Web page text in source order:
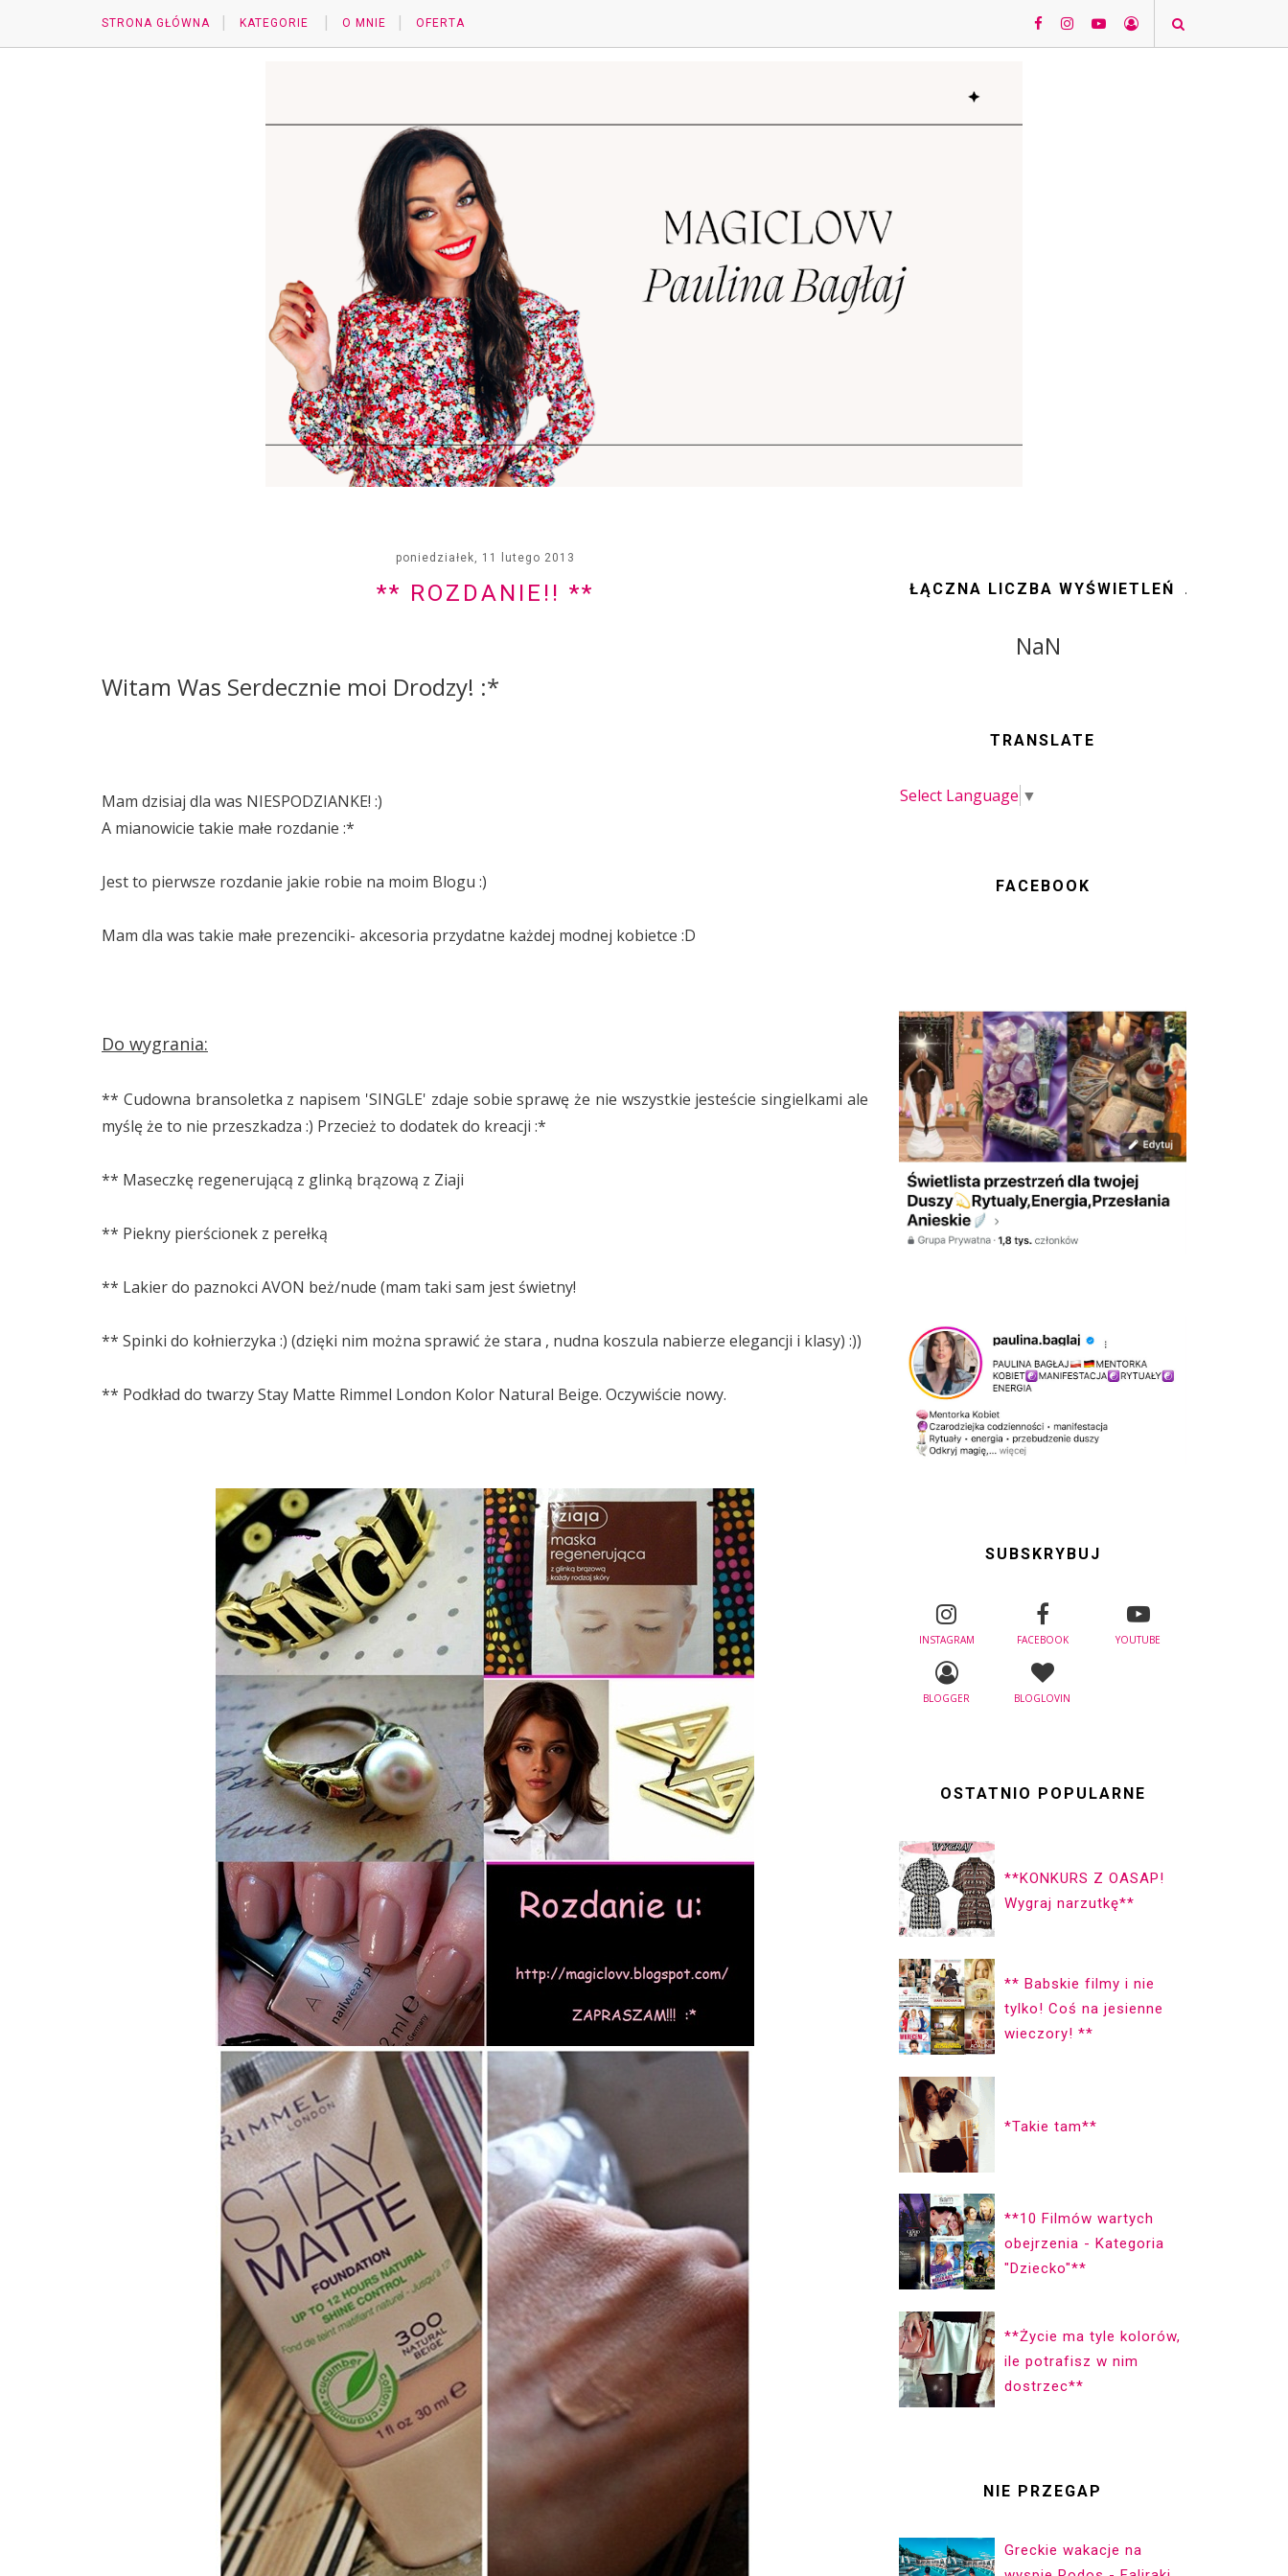
STRONA GŁÓWNA KATEGORIE O MNIE OFERTA
poniedziałek, 11 lutego 2013
** ROZDANIE!! **
Witam Was Serdecznie moi Drodzy! :*
Mam dzisiaj dla was NIESPODZIANKE! :)
A mianowicie takie małe rozdanie :*
Jest to pierwsze rozdanie jakie robie na moim Blogu :)
Mam dla was takie małe prezenciki- akcesoria przydatne każdej modnej kobietce :D
Do wygrania:
** Cudowna bransoletka z napisem 'SINGLE' zdaje sobie sprawę że nie wszystkie jesteście singielkami ale
myślę że to nie przeszkadza :) Przecież to dodatek do kreacji :*
** Maseczkę regenerującą z glinką brązową z Ziaji
** Piekny pierścionek z perełką
** Lakier do paznokci AVON beż/nude (mam taki sam jest świetny!
** Spinki do kołnierzyka :) (dzięki nim można sprawić że stara , nudna koszula nabierze elegancji i klasy) :))
** Podkład do twarzy Stay Matte Rimmel London Kolor Natural Beige. Oczywiście nowy.
ŁĄCZNA LICZBA WYŚWIETLEŃ
NaN
TRANSLATE
Select Language ▼
FACEBOOK
SUBSKRYBUJ
INSTAGRAM FACEBOOK YOUTUBE
BLOGGER BLOGLOVIN
OSTATNIO POPULARNE
**KONKURS Z OASAP!
Wygraj narzutkę**
** Babskie filmy i nie
tylko! Coś na jesienne
wieczory! **
*Takie tam**
**10 Filmów wartych
obejrzenia - Kategoria
"Dziecko"**
**Życie ma ty­le ko­lorów,
ile pot­ra­fisz w nim
dostrzec**
NIE PRZEGAP
Greckie wakacje na